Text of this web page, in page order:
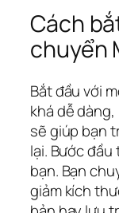
Cách
chuyển
Bắt đầu với
khá dễ
sẽ giúp bạn
lại. Bước
bạn. Bạn
giảm kích